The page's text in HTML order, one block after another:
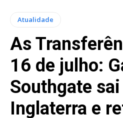
Atualidade
As
16 de julho:
Southgate
Inglaterra e